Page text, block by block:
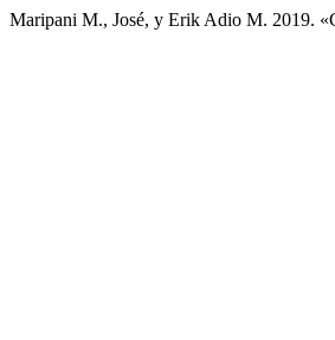
Maripani M., José, y Erik Adio M. 2019.